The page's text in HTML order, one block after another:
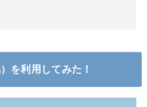
を利用してみた ！